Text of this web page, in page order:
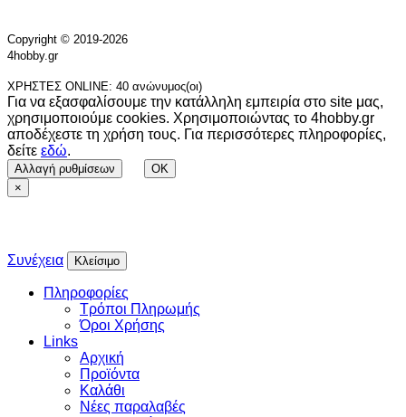
Copyright © 2019-2026
4hobby.gr
ΧΡΗΣΤΕΣ ONLINE: 40 ανώνυμος(οι)
Για να εξασφαλίσουμε την κατάλληλη εμπειρία στο site μας,
χρησιμοποιούμε cookies. Χρησιμοποιώντας το 4hobby.gr
αποδέχεστε τη χρήση τους. Για περισσότερες πληροφορίες,
δείτε εδώ.
Αλλαγή ρυθμίσεων
OK
×
Συνέχεια Κλείσιμο
Πληροφορίες
Τρόποι Πληρωμής
Όροι Χρήσης
Links
Αρχική
Προϊόντα
Καλάθι
Νέες παραλαβές